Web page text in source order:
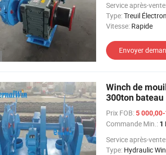
Service après-
Type:Treuil
Vitesse: Rapide
Envoyer
Winch de
300ton bateau
Prix FOB:5
Commande Min.: 1
Service après-
Type: Hydraulic